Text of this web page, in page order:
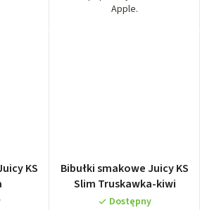
Apple.
KS
Bibułki smakowe Juicy KS
Slim Truskawka-kiwi
Dostępny